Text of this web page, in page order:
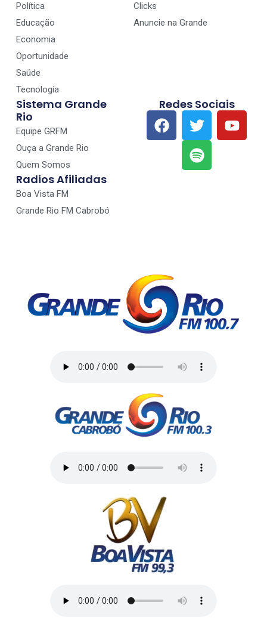
Política
Educação
Economia
Oportunidade
Saúde
Tecnologia
Clicks
Anuncie na Grande
Sistema Grande
Rio
Equipe GRFM
Ouça a Grande Rio
Quem Somos
Radios Afiliadas
Boa Vista FM
Grande Rio FM Cabrobó
Redes Sociais